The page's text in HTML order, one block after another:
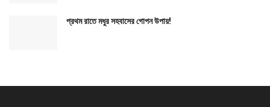
প্রথম রাতে মধুর সহবাসের গোপন উপায়!